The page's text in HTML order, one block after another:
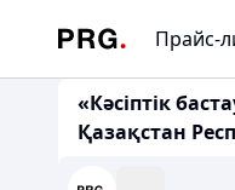
Прайс-
«Кәсіптік
Қазақстан